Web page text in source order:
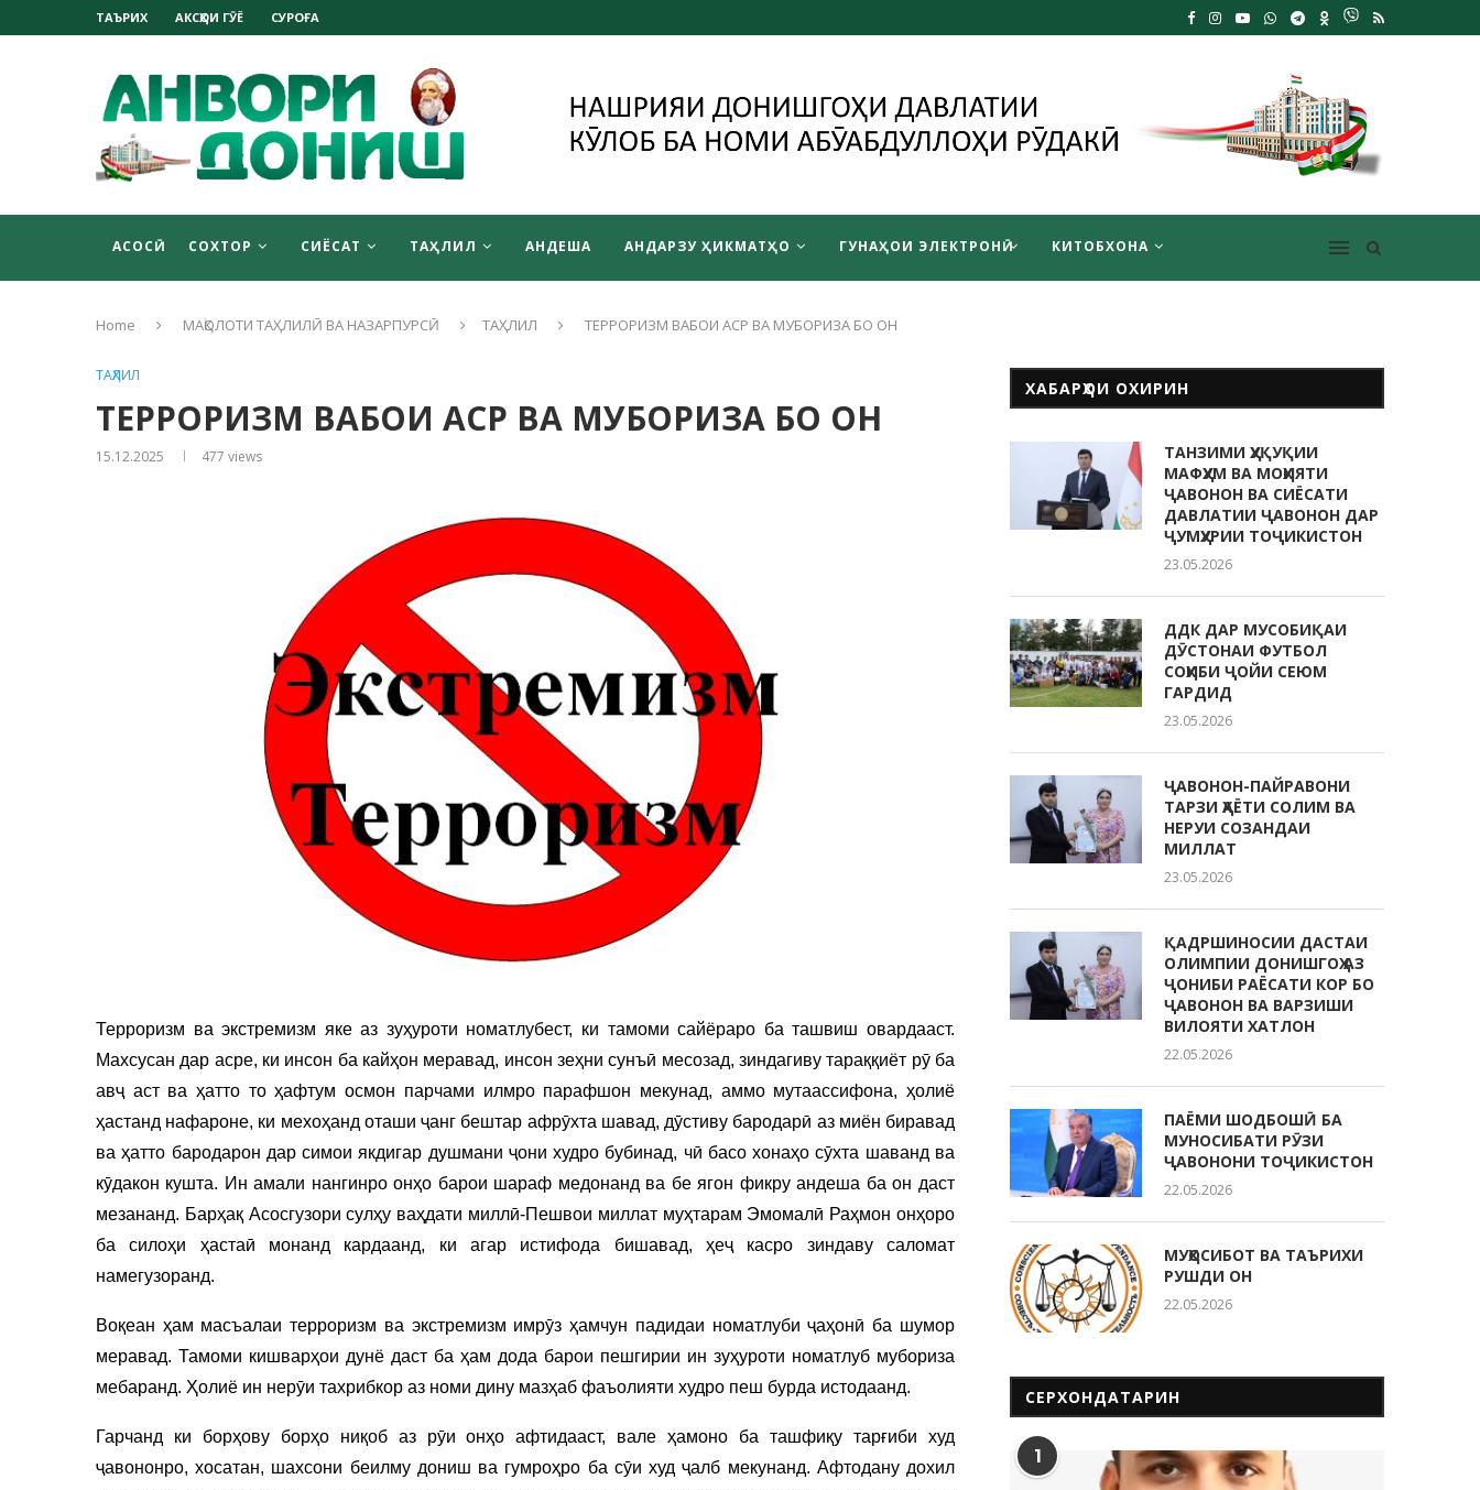
ТАЪРИХ АКСҲОИ ГӮЁ СУРОҒА
АСОСӢ СОХТОР СИЁСАТ ТАҲЛИЛ АНДЕША АНДАРЗУ ҲИКМАТҲО ГУНАҲОИ ЭЛЕКТРОНӢ КИТОБХОНА
Home МАҚОЛОТИ ТАҲЛИЛӢ ВА НАЗАРПУРСӢ ТАҲЛИЛ ТЕРРОРИЗМ ВАБОИ АСР ВА МУБОРИЗА БО ОН
ТАҲЛИЛ
ТЕРРОРИЗМ ВАБОИ АСР ВА МУБОРИЗА БО ОН
15.12.2025 477 views
Терроризм ва экстремизм яке аз зуҳуроти номатлубест, ки тамоми сайёраро ба ташвиш овардааст.
Махсусан дар асре, ки инсон ба кайҳон меравад, инсон зеҳни сунъӣ месозад, зиндагиву тараққиёт рӯ ба
авҷ аст ва ҳатто то ҳафтум осмон парчами илмро парафшон мекунад, аммо мутаассифона, ҳолиё
ҳастанд нафароне, ки мехоҳанд оташи ҷанг бештар афрӯхта шавад, дӯстиву бародарӣ аз миён биравад
ва ҳатто бародарон дар симои якдигар душмани ҷони худро бубинад, чӣ басо хонаҳо сӯхта шаванд ва
кӯдакон кушта. Ин амали нангинро онҳо барои шараф медонанд ва бе ягон фикру андеша ба он даст
мезананд. Барҳақ Асосгузори сулҳу ваҳдати миллӣ-Пешвои миллат муҳтарам Эмомалӣ Раҳмон онҳоро
ба силоҳи ҳастаӣ монанд кардаанд, ки агар истифода бишавад, ҳеҷ касро зиндаву саломат
намегузоранд.
Воқеан ҳам масъалаи терроризм ва экстремизм имрӯз ҳамчун падидаи номатлуби ҷаҳонӣ ба шумор
меравад. Тамоми кишварҳои дунё даст ба ҳам дода барои пешгирии ин зуҳуроти номатлуб мубориза
мебаранд. Ҳолиё ин нерӯи тахрибкор аз номи дину мазҳаб фаъолияти худро пеш бурда истодаанд.
Гарчанд ки борҳову борҳо ниқоб аз рӯи онҳо афтидааст, вале ҳамоно ба ташфиқу тарғиби худ
ҷавононро, хосатан, шахсони беилму дониш ва гумроҳро ба сӯи худ ҷалб мекунанд. Афтодану дохил
ХАБАРҲОИ ОХИРИН
ТАНЗИМИ ҲУҚУҚИИ
МАФҲУМ ВА МОҲИЯТИ
ҶАВОНОН ВА СИЁСАТИ
ДАВЛАТИИ ҶАВОНОН ДАР
ҶУМҲУРИИ ТОҶИКИСТОН
23.05.2026
ДДК ДАР МУСОБИҚАИ
ДӮСТОНАИ ФУТБОЛ
СОҲИБИ ҶОЙИ СЕЮМ
ГАРДИД
23.05.2026
ҶАВОНОН-ПАЙРАВОНИ
ТАРЗИ ҲАЁТИ СОЛИМ ВА
НЕРУИ СОЗАНДАИ
МИЛЛАТ
23.05.2026
ҚАДРШИНОСИИ ДАСТАИ
ОЛИМПИИ ДОНИШГОҲ АЗ
ҶОНИБИ РАЁСАТИ КОР БО
ҶАВОНОН ВА ВАРЗИШИ
ВИЛОЯТИ ХАТЛОН
22.05.2026
ПАЁМИ ШОДБОШӢ БА
МУНОСИБАТИ РӮЗИ
ҶАВОНОНИ ТОҶИКИСТОН
22.05.2026
МУҲОСИБОТ ВА ТАЪРИХИ
РУШДИ ОН
22.05.2026
СЕРХОНДАТАРИН
1